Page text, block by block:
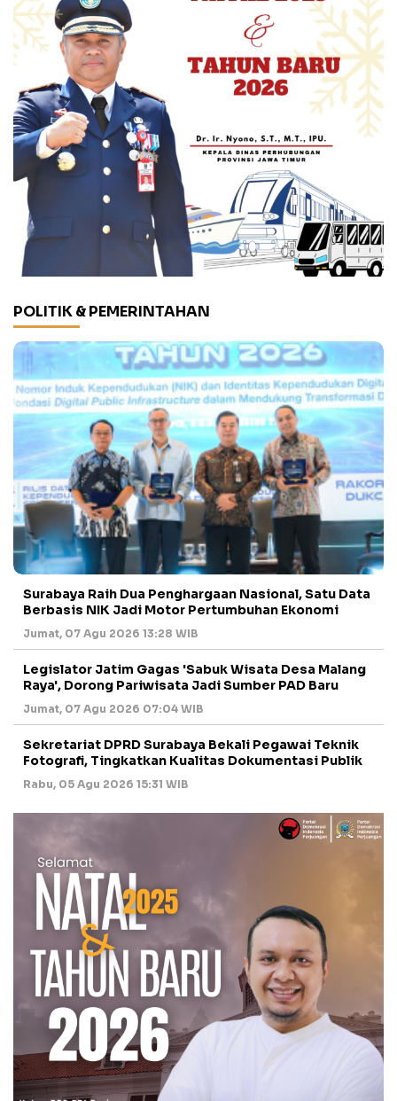
POLITIK & PEMERINTAHAN
Surabaya Raih Dua Penghargaan Nasional, Satu Data
Berbasis NIK Jadi Motor Pertumbuhan Ekonomi
Jumat, 07 Agu 2026 13:28 WIB
Legislator Jatim Gagas 'Sabuk Wisata Desa Malang
Raya', Dorong Pariwisata Jadi Sumber PAD Baru
Jumat, 07 Agu 2026 07:04 WIB
Sekretariat DPRD Surabaya Bekali Pegawai Teknik
Fotografi, Tingkatkan Kualitas Dokumentasi Publik
Rabu, 05 Agu 2026 15:31 WIB